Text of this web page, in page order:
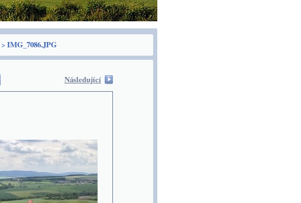
> IMG_7086.JPG
Následující